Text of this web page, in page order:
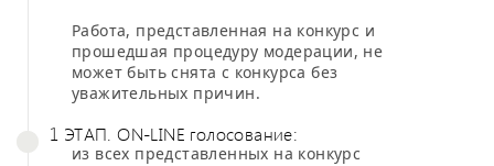
Работа, представленная на конкурс и
прошедшая процедуру модерации, не
может быть снята с конкурса без
уважительных причин.
1 ЭТАП. ON-LINE голосование:
из всех представленных на конкурс